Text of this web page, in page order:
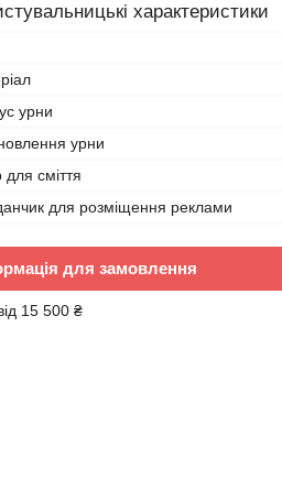
характеристики
урни
урни
для сміття
для розміщення реклами
для замовлення
15 500 ₴